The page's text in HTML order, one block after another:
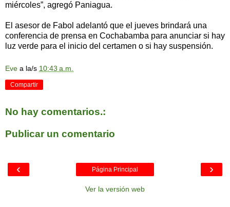
miércoles”, agregó Paniagua.
El asesor de Fabol adelantó que el jueves brindará una
conferencia de prensa en Cochabamba para anunciar si hay
luz verde para el inicio del certamen o si hay suspensión.
Eve a la/s 10:43 a.m.
Compartir
No hay comentarios.:
Publicar un comentario
‹ ›
Página Principal
Ver la versión web